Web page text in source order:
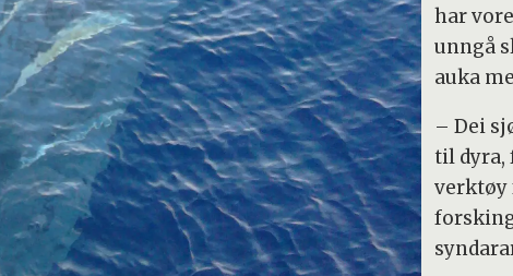
har
unngå
auka
– Dei
til dyra,
verktøy